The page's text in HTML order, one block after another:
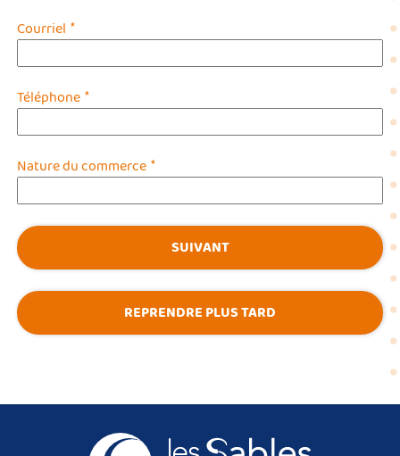
Courriel *
Téléphone *
Nature du commerce *
SUIVANT
REPRENDRE PLUS TARD